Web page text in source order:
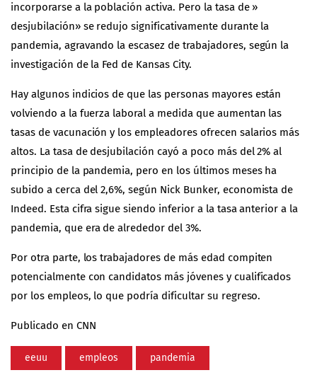
incorporarse a la población activa. Pero la tasa de »
desjubilación» se redujo significativamente durante la
pandemia, agravando la escasez de trabajadores, según la
investigación de la Fed de Kansas City.
Hay algunos indicios de que las personas mayores están
volviendo a la fuerza laboral a medida que aumentan las
tasas de vacunación y los empleadores ofrecen salarios más
altos. La tasa de desjubilación cayó a poco más del 2% al
principio de la pandemia, pero en los últimos meses ha
subido a cerca del 2,6%, según Nick Bunker, economista de
Indeed. Esta cifra sigue siendo inferior a la tasa anterior a la
pandemia, que era de alrededor del 3%.
Por otra parte, los trabajadores de más edad compiten
potencialmente con candidatos más jóvenes y cualificados
por los empleos, lo que podría dificultar su regreso.
Publicado en CNN
eeuu empleos pandemia